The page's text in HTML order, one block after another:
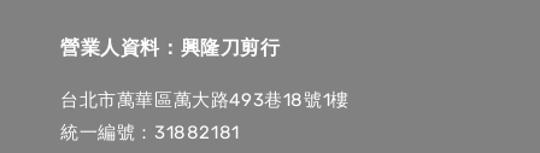
營業人資料：興隆刀剪行
台北市萬華區萬大路493巷18號1樓
統一編號：31882181